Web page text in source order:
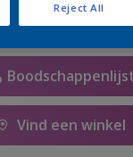
Vind een winkel
Reject All